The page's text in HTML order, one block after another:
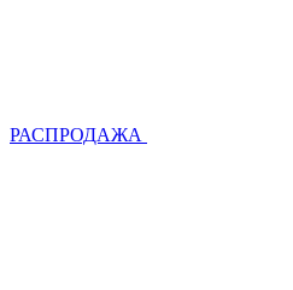
РАСПРОДАЖА